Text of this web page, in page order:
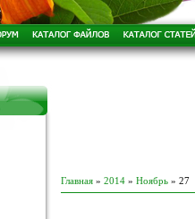
Главная » 2014 » Ноябрь » 27